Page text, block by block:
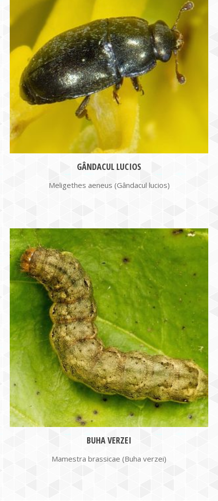
GÂNDACUL LUCIOS
Meligethes aeneus (Gândacul lucios)
BUHA VERZEI
Mamestra brassicae (Buha verzei)